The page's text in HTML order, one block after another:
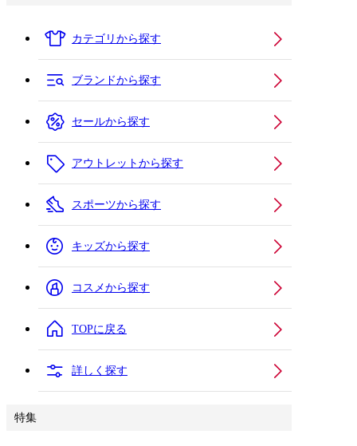
カテゴリから探す
ブランドから探す
セールから探す
アウトレットから探す
スポーツから探す
キッズから探す
コスメから探す
TOPに戻る
詳しく探す
特集